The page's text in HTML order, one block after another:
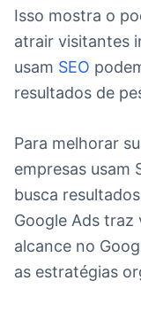
Isso mostra o
atrair visitantes
usam SEO
resultados de
Para melhorar
empresas usam
busca
Google Ads traz
alcance no
as estratégias